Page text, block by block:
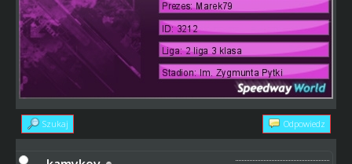
Szukaj Odpowiedz